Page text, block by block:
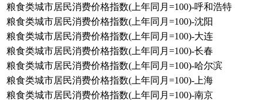
粮食类城市居民消费价格指数(上年同月=100)-呼和浩特
粮食类城市居民消费价格指数(上年同月=100)-沈阳
粮食类城市居民消费价格指数(上年同月=100)-大连
粮食类城市居民消费价格指数(上年同月=100)-长春
粮食类城市居民消费价格指数(上年同月=100)-哈尔滨
粮食类城市居民消费价格指数(上年同月=100)-上海
粮食类城市居民消费价格指数(上年同月=100)-南京